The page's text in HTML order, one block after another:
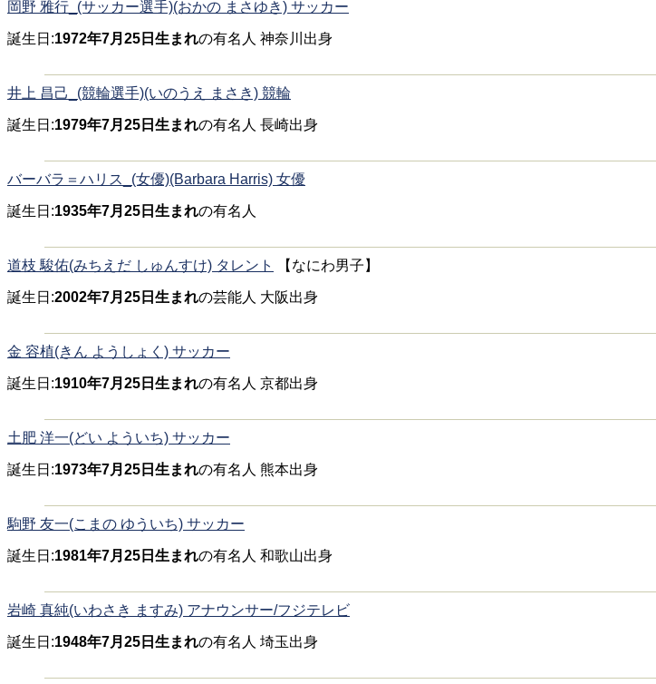
岡野 雅行_(サッカー選手)(おかの まさゆき) サッカー
誕生日:1972年7月25日生まれの有名人 神奈川出身
井上 昌己_(競輪選手)(いのうえ まさき) 競輪
誕生日:1979年7月25日生まれの有名人 長崎出身
バーバラ＝ハリス_(女優)(Barbara Harris) 女優
誕生日:1935年7月25日生まれの有名人
道枝 駿佑(みちえだ しゅんすけ) タレント 【なにわ男子】
誕生日:2002年7月25日生まれの芸能人 大阪出身
金 容植(きん ようしょく) サッカー
誕生日:1910年7月25日生まれの有名人 京都出身
土肥 洋一(どい よういち) サッカー
誕生日:1973年7月25日生まれの有名人 熊本出身
駒野 友一(こまの ゆういち) サッカー
誕生日:1981年7月25日生まれの有名人 和歌山出身
岩崎 真純(いわさき ますみ) アナウンサー/フジテレビ
誕生日:1948年7月25日生まれの有名人 埼玉出身